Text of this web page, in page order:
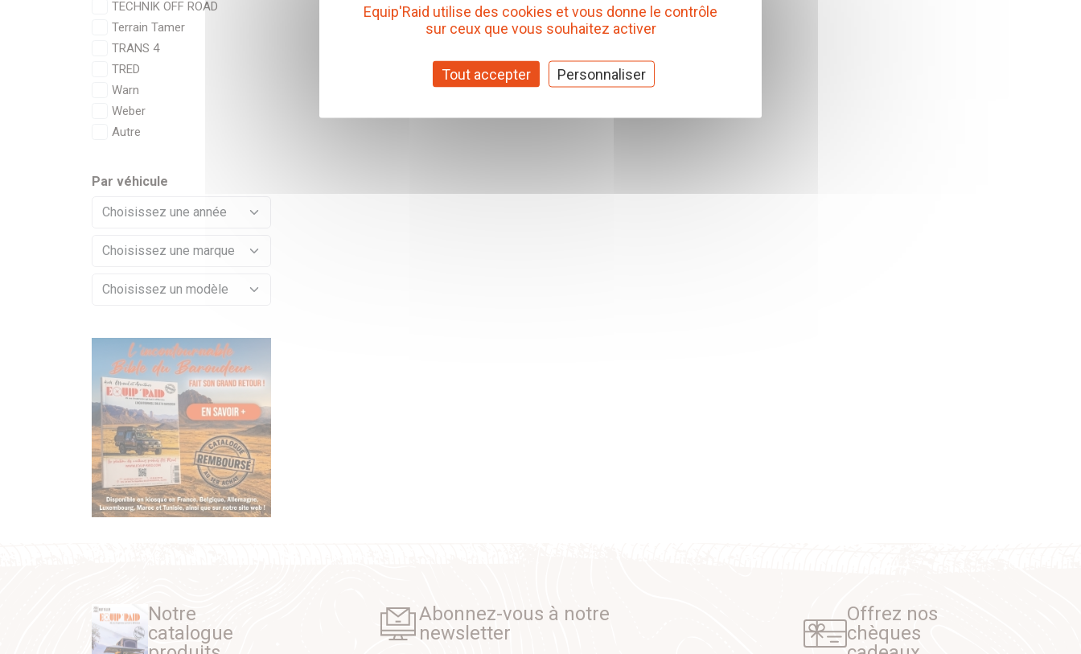
TECHNIK OFF ROAD
Terrain Tamer
TRANS 4
TRED
Warn
Weber
Autre
Par véhicule
Notre
catalogue
Abonnez-vous à notre
newsletter
Offrez nos
chèques
Equip'Raid utilise des cookies et vous donne le contrôle
sur ceux que vous souhaitez activer
Tout accepter Personnaliser